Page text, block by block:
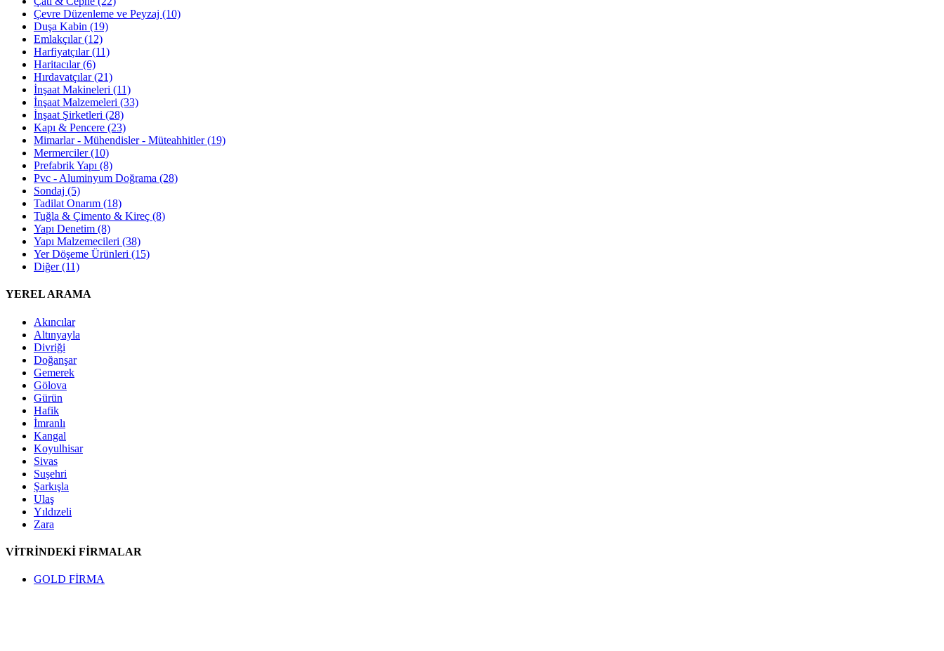
Çevre Düzenleme ve Peyzaj (10)
Duşa Kabin (19)
Emlakçılar(12)
Harfiyatçılar(11)
Haritacılar(6)
Hırdavatçılar(21)
İnşaat Makineleri (11)
İnşaat Malzemeleri (33)
İnşaat Şirketleri (28)
Kapı & Pencere (23)
Mimarlar - Mühendisler - Müteahhitler(19)
Mermerciler(10)
Prefabrik Yapı (8)
Pvc - Aluminyum Doğrama (28)
Sondaj (5)
Tadilat Onarım (18)
Tuğla & Çimento & Kireç (8)
Yapı Denetim (8)
Yapı Malzemecileri (38)
Yer Döşeme Ürünleri (15)
Diğer(11)
YEREL ARAMA
Akıncılar
Altınyayla
Divriği
Doğanşar
Gemerek
Gölova
Gürün
Hafik
İmranlı
Kangal
Koyulhisar
Sivas
Suşehri
Şarkışla
Ulaş
Yıldızeli
Zara
VİTRİNDEKİ FİRMALAR
GOLD FİRMA